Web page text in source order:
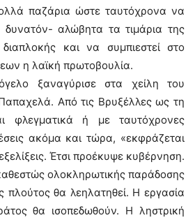
παζάρια ώστε ταυτόχρονα να
αλώβητα τα τιμάρια της
διαπλοκής και να συμπιεστεί στο
η λαϊκή πρωτοβουλία.
ξαναγύρισε στα χείλη του
Από τις Βρυξέλλες ως τη
ή με ταυτόχρονες
ακόμα και τώρα, «εκφράζεται
Έτσι προέκυψε κυβέρνηση.
ολοκληρωτικής παράδοσης
πλούτος θα λεηλατηθεί. Η εργασία
θα ισοπεδωθούν. Η ληστρική